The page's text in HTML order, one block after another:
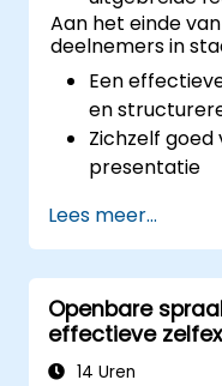
Aan het einde
deelnemers in
Een
en
Zichzelf
presentatie
geven
Diverse
die een
boeiende
Omgaan
mensen
Lees meer...
Openbare
effectieve
voor sociale
14 Uren